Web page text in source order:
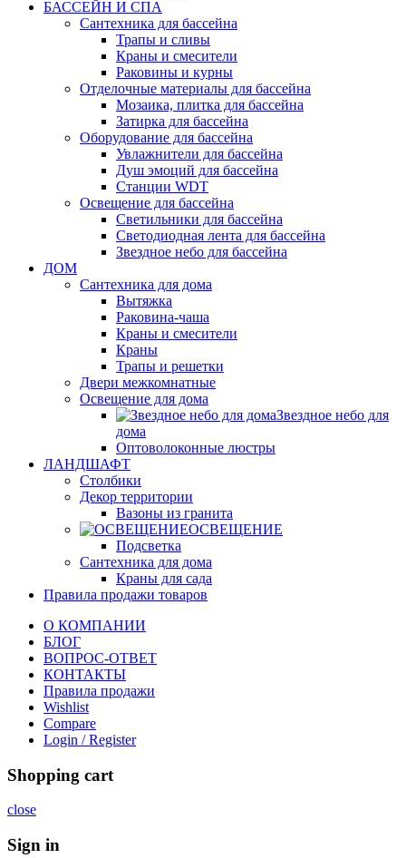
БАССЕЙН И СПА
Сантехника для бассейна
Трапы и сливы
Краны и смесители
Раковины и курны
Отделочные материалы для бассейна
Мозаика, плитка для бассейна
Затирка для бассейна
Оборудование для бассейна
Увлажнители для бассейна
Душ эмоций для бассейна
Станции WDT
Освещение для бассейна
Светильники для бассейна
Светодиодная лента для бассейна
Звездное небо для бассейна
ДОМ
Сантехника для дома
Вытяжка
Раковина-чаша
Краны и смесители
Краны
Трапы и решетки
Двери межкомнатные
Освещение для дома
Звездное небо для
дома
Оптоволоконные люстры
ЛАНДШАФТ
Столбики
Декор территории
Вазоны из гранита
ОСВЕЩЕНИЕ
Подсветка
Сантехника для дома
Краны для сада
Правила продажи товаров
О КОМПАНИИ
БЛОГ
ВОПРОС-ОТВЕТ
КОНТАКТЫ
Правила продажи
Wishlist
Compare
Login / Register
Shopping cart
close
Sign in